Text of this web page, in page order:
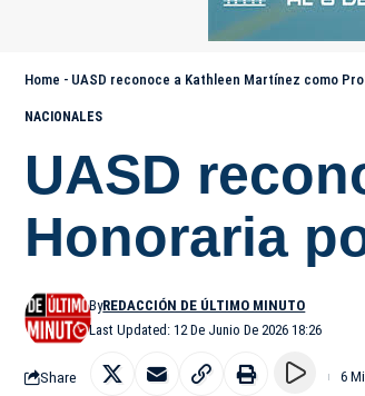
Home - UASD reconoce a Kathleen Martínez como
NACIONALES
UASD
Honoraria
Last Updated: 12 De Junio De 2026 18:26
ByREDACCIÓN DE ÚLTIMO MINUTO
Share 6